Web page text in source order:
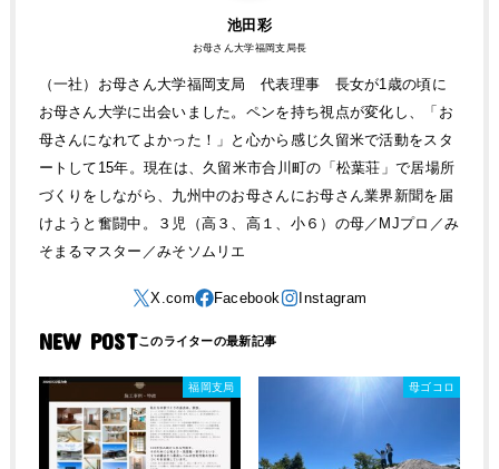
池田彩
お母さん大学福岡支局長
（一社）お母さん大学福岡支局 代表理事 長女が1歳の頃に
お母さん大学に出会いました。ペンを持ち視点が変化し、「お
母さんになれてよかった！」と心から感じ久留米で活動をスタ
ートして15年。現在は、久留米市合川町の「松葉荘」で居場所
づくりをしながら、九州中のお母さんにお母さん業界新聞を届
けようと奮闘中。３児（高３、高１、小６）の母／MJプロ／み
そまるマスター／みそソムリエ
NEW POST
福岡支局 母ゴコロ